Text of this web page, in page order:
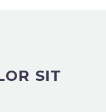
SIT